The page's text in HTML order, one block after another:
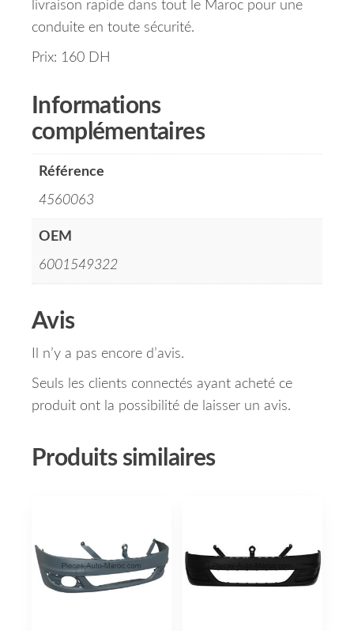
livraison rapide dans tout le Maroc pour une
conduite en toute sécurité.
Prix: 160 DH
Informations
complémentaires
Référence
4560063
OEM
6001549322
Avis
Il n’y a pas encore d’avis.
Seuls les clients connectés ayant acheté ce
produit ont la possibilité de laisser un avis.
Produits similaires